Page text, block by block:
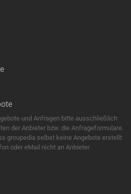
und Anfragen bitte ausschließlich
der Anbieter bzw. die Anfrageformulare.
groupedia selbst keine Angebote erstellt
oder eMail nicht an Anbieter